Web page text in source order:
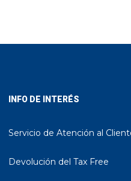
INFO DE INTERÉS
Servicio de Atención al
Devolución del Tax Free